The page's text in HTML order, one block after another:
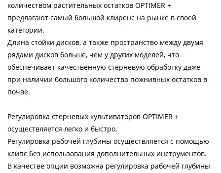
количеством растительных остатков OPTIMER +
предлагают самый большой клиренс на рынке в своей
категории.
Длина стойки дисков, а также пространство между двумя
рядами дисков больше, чем у других моделей, что
обеспечивает качественную стерневую обработку даже
при наличии большого количества пожнивных остатков в
почве.
Регулировка стерневых культиваторов OPTIMER +
осуществляется легко и быстро.
Регулировка рабочей глубины осуществляется с помощью
клипс без использования дополнительных инструментов.
В качестве опции возможна регулировка рабочей глубины